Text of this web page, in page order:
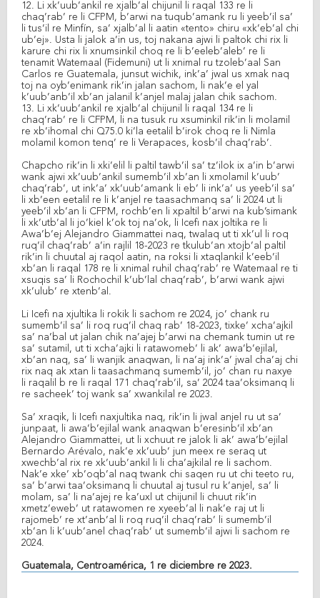
12. Li xk’uub’ankil re xjalb’al chijunil li raqal 133 re li
chaq’rab’ re li CFPM, b’arwi na tuqub’amank ru li yeeb’il sa’
li tus’il re Minfín, sa’ xjalb’al li aatin «tento» chiru «xk’eb’al chi
ub’ej». Usta li jalok a’in us, toj nakana ajwi li paltok chi rix li
karure chi rix li xnumsinkil choq re li b’eeleb’aleb’ re li
tenamit Watemaal (Fidemuni) ut li xnimal ru tzoleb’aal San
Carlos re Guatemala, junsut wichik, ink’a’ jwal us xmak naq
toj na oyb’enimank rik’in jalan sachom, li nak’e el yal
k’uub’anb’il xb’an jalanil k’anjel malaj jalan chik sachom.
13. Li xk’uub’ankil re xjalb’al chijunil li raqal 134 re li
chaq’rab’ re li CFPM, li na tusuk ru xsuminkil rik’in li molamil
re xb’ihomal chi Q75.0 ki’la eetalil b’irok choq re li Nimla
molamil komon tenq’ re li Verapaces, kosb’il chaq’rab’.
Chapcho rik’in li xki’elil li paltil tawb’il sa’ tz’ilok ix a’in b’arwi
wank ajwi xk’uub’ankil sumemb’il xb’an li xmolamil k’uub’
chaq’rab’, ut ink’a’ xk’uub’amank li eb’ li ink’a’ us yeeb’il sa’
li xb’een eetalil re li k’anjel re taasachmanq sa’ li 2024 ut li
yeeb’il xb’an li CFPM, rochb’en li xpaltil b’arwi na kub’simank
li xk’utb’al li jo’kiel k’ok toj na’ok, li Icefi nax joltika re li
Awa’b’ej Alejandro Giammattei naq, twalaq ut ti xk’ul li roq
ruq’il chaq’rab’ a’in rajlil 18-2023 re tkulub’an xtojb’al paltil
rik’in li chuutal aj raqol aatin, na roksi li xtaqlankil k’eeb’il
xb’an li raqal 178 re li xnimal ruhil chaq’rab’ re Watemaal re ti
xsuqis sa’ li Rochochil k’ub’lal chaq’rab’, b’arwi wank ajwi
xk’ulub’ re xtenb’al.
Li Icefi na xjultika li rokik li sachom re 2024, jo’ chank ru
sumemb’il sa’ li roq ruq’il chaq rab’ 18-2023, tixke’ xcha’ajkil
sa’ na’bal ut jalan chik na’ajej b’arwi na chemank tumin ut re
sa’ sutamil, ut ti xcha’ajki li ratawomeb’ li ak’ awa’b’ejilal,
xb’an naq, sa’ li wanjik anaqwan, li na’aj ink’a’ jwal cha’aj chi
rix naq ak xtan li taasachmanq sumemb’il, jo’ chan ru naxye
li raqalil b re li raqal 171 chaq’rab’il, sa’ 2024 taa’oksimanq li
re sacheek’ toj wank sa’ xwankilal re 2023.
Sa’ xraqik, li Icefi naxjultika naq, rik’in li jwal anjel ru ut sa’
junpaat, li awa’b’ejilal wank anaqwan b’eresinb’il xb’an
Alejandro Giammattei, ut li xchuut re jalok li ak’ awa’b’ejilal
Bernardo Arévalo, nak’e xk’uub’ jun meex re seraq ut
xwechb’al rix re xk’uub’ankil li li cha’ajkilal re li sachom.
Nak’e xke’ xb’oqb’al naq twank chi saqen ru ut chi teeto ru,
sa’ b’arwi taa’oksimanq li chuutal aj tusul ru k’anjel, sa’ li
molam, sa’ li na’ajej re ka’uxl ut chijunil li chuut rik’in
xmetz’eweb’ ut ratawomen re xyeeb’al li nak’e raj ut li
rajomeb’ re xt’anb’al li roq ruq’il chaq’rab’ li sumemb’il
xb’an li k’uub’anel chaq’rab’ ut sumemb’il ajwi li sachom re
2024.
Guatemala, Centroamérica, 1 re diciembre re 2023.